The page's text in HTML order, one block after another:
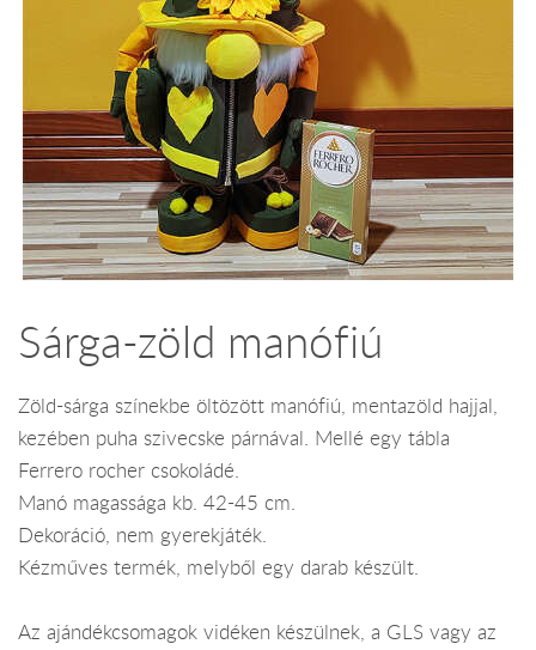
Sárga-zöld manófiú
Zöld-sárga színekbe öltözött manófiú, mentazöld hajjal,
kezében puha szivecske párnával. Mellé egy tábla
Ferrero rocher csokoládé.
Manó magassága kb. 42-45 cm.
Dekoráció, nem gyerekjáték.
Kézműves termék, melyből egy darab készült.
Az ajándékcsomagok vidéken készülnek, a GLS vagy az